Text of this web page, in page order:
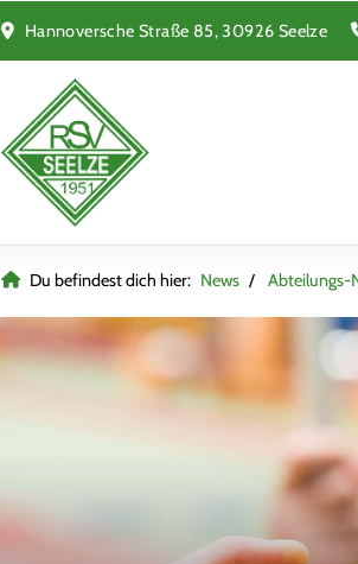
Hannoversche Straße 85, 30926 Seelze
Du befindest dich hier: News Abteilungs-